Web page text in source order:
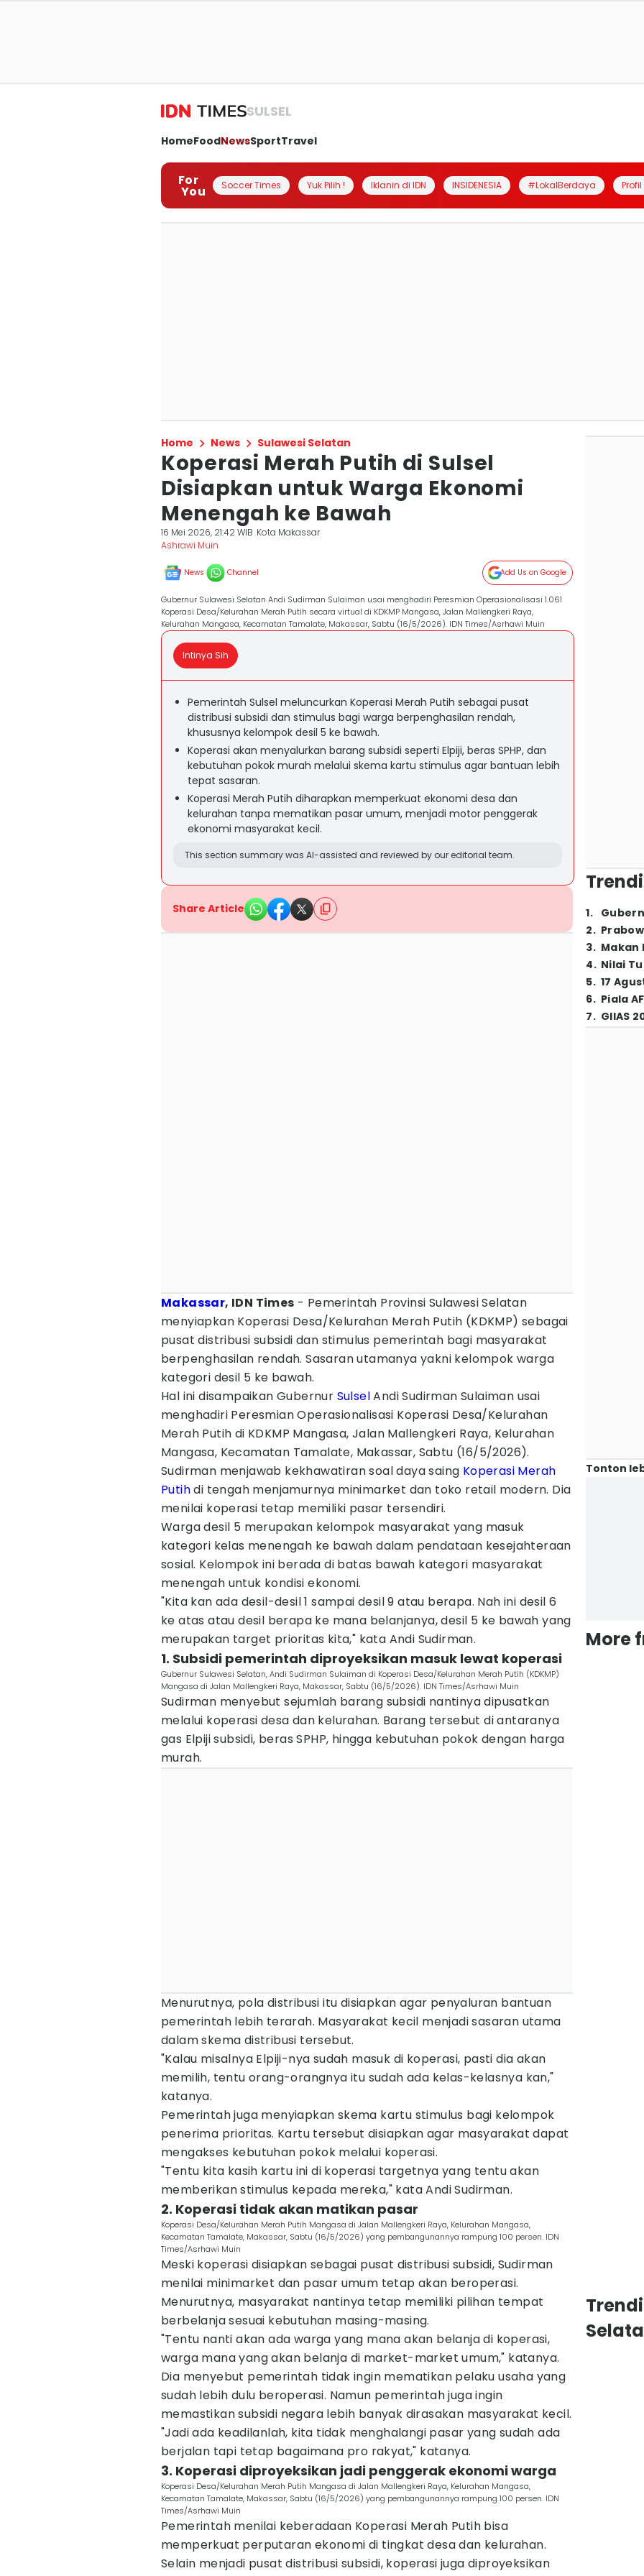
SULSEL
HomeFoodNewsSportTravel
For
You Soccer Times Yuk Pilih ! Iklanin di IDN INSIDENESIA #LokalBerdaya
Home News Sulawesi Selatan
Koperasi Merah Putih di Sulsel
Disiapkan untuk Warga Ekonomi
Menengah ke Bawah
16 Mei 2026, 21:42 WIB Kota Makassar
Ashrawi Muin
News Channel Add Us on Google
Gubernur Sulawesi Selatan Andi Sudirman Sulaiman usai menghadiri Peresmian Operasionalisasi 1.061
Koperasi Desa/Kelurahan Merah Putih secara virtual di KDKMP Mangasa, Jalan Mallengkeri Raya,
Kelurahan Mangasa, Kecamatan Tamalate, Makassar, Sabtu (16/5/2026). IDN Times/Asrhawi Muin
Intinya Sih
Pemerintah Sulsel meluncurkan Koperasi Merah Putih sebagai pusat
distribusi subsidi dan stimulus bagi warga berpenghasilan rendah,
khususnya kelompok desil 5 ke bawah.
Koperasi akan menyalurkan barang subsidi seperti Elpiji, beras SPHP, dan
kebutuhan pokok murah melalui skema kartu stimulus agar bantuan lebih
tepat sasaran.
Koperasi Merah Putih diharapkan memperkuat ekonomi desa dan
kelurahan tanpa mematikan pasar umum, menjadi motor penggerak
ekonomi masyarakat kecil.
This section summary was AI-assisted and reviewed by our editorial team.
Share Article
Makassar, IDN Times - Pemerintah Provinsi Sulawesi Selatan
menyiapkan Koperasi Desa/Kelurahan Merah Putih (KDKMP) sebagai
pusat distribusi subsidi dan stimulus pemerintah bagi masyarakat
berpenghasilan rendah. Sasaran utamanya yakni kelompok warga
kategori desil 5 ke bawah.
Hal ini disampaikan Gubernur SulselAndi Sudirman Sulaiman usai
menghadiri Peresmian Operasionalisasi Koperasi Desa/Kelurahan
Merah Putih di KDKMP Mangasa, Jalan Mallengkeri Raya, Kelurahan
Mangasa, Kecamatan Tamalate, Makassar, Sabtu (16/5/2026).
Sudirman menjawab kekhawatiran soal daya saing Koperasi Merah
Putihdi tengah menjamurnya minimarket dan toko retail modern. Dia
menilai koperasi tetap memiliki pasar tersendiri.
Warga desil 5 merupakan kelompok masyarakat yang masuk
kategori kelas menengah ke bawah dalam pendataan kesejahteraan
sosial. Kelompok ini berada di batas bawah kategori masyarakat
menengah untuk kondisi ekonomi.
"Kita kan ada desil-desil 1 sampai desil 9 atau berapa. Nah ini desil 6
ke atas atau desil berapa ke mana belanjanya, desil 5 ke bawah yang
merupakan target prioritas kita," kata Andi Sudirman.
1. Subsidi pemerintah diproyeksikan masuk lewat koperasi
Gubernur Sulawesi Selatan, Andi Sudirman Sulaiman di Koperasi Desa/Kelurahan Merah Putih (KDKMP)
Mangasa di Jalan Mallengkeri Raya, Makassar, Sabtu (16/5/2026). IDN Times/Asrhawi Muin
Sudirman menyebut sejumlah barang subsidi nantinya dipusatkan
melalui koperasi desa dan kelurahan. Barang tersebut di antaranya
gas Elpiji subsidi, beras SPHP, hingga kebutuhan pokok dengan harga
murah.
Menurutnya, pola distribusi itu disiapkan agar penyaluran bantuan
pemerintah lebih terarah. Masyarakat kecil menjadi sasaran utama
dalam skema distribusi tersebut.
"Kalau misalnya Elpiji-nya sudah masuk di koperasi, pasti dia akan
memilih, tentu orang-orangnya itu sudah ada kelas-kelasnya kan,"
katanya.
Pemerintah juga menyiapkan skema kartu stimulus bagi kelompok
penerima prioritas. Kartu tersebut disiapkan agar masyarakat dapat
mengakses kebutuhan pokok melalui koperasi.
"Tentu kita kasih kartu ini di koperasi targetnya yang tentu akan
memberikan stimulus kepada mereka," kata Andi Sudirman.
2. Koperasi tidak akan matikan pasar
Koperasi Desa/Kelurahan Merah Putih Mangasa di Jalan Mallengkeri Raya, Kelurahan Mangasa,
Kecamatan Tamalate, Makassar, Sabtu (16/5/2026) yang pembangunannya rampung 100 persen. IDN
Times/Asrhawi Muin
Meski koperasi disiapkan sebagai pusat distribusi subsidi, Sudirman
menilai minimarket dan pasar umum tetap akan beroperasi.
Menurutnya, masyarakat nantinya tetap memiliki pilihan tempat
berbelanja sesuai kebutuhan masing-masing.
"Tentu nanti akan ada warga yang mana akan belanja di koperasi,
warga mana yang akan belanja di market-market umum," katanya.
Dia menyebut pemerintah tidak ingin mematikan pelaku usaha yang
sudah lebih dulu beroperasi. Namun pemerintah juga ingin
memastikan subsidi negara lebih banyak dirasakan masyarakat kecil.
"Jadi ada keadilanlah, kita tidak menghalangi pasar yang sudah ada
berjalan tapi tetap bagaimana pro rakyat," katanya.
3. Koperasi diproyeksikan jadi penggerak ekonomi warga
Koperasi Desa/Kelurahan Merah Putih Mangasa di Jalan Mallengkeri Raya, Kelurahan Mangasa,
Kecamatan Tamalate, Makassar, Sabtu (16/5/2026) yang pembangunannya rampung 100 persen. IDN
Times/Asrhawi Muin
Pemerintah menilai keberadaan Koperasi Merah Putih bisa
memperkuat perputaran ekonomi di tingkat desa dan kelurahan.
Selain menjadi pusat distribusi subsidi, koperasi juga diproyeksikan
1.
2.
3. Makan
4. Nilai
5. 17
6. Piala
7. GIIAS
Tonton
More